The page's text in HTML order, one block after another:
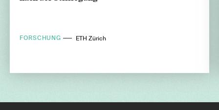
FORSCHUNG ETH Zürich